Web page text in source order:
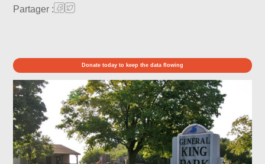
Partager :
Donate today to keep the data flowing